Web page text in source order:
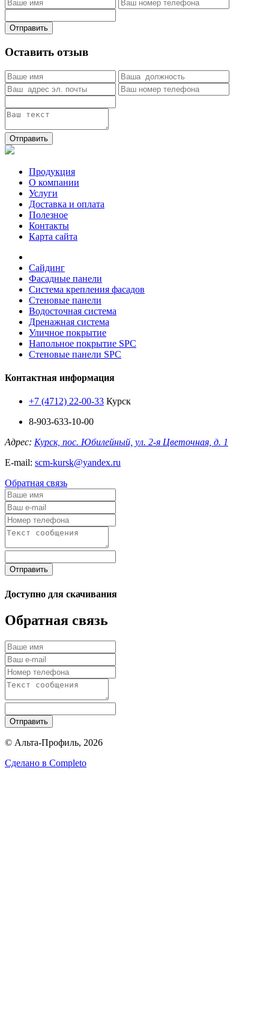
Отправить
Оставить отзыв
Отправить
Продукция
О компании
Услуги
Доставка и оплата
Полезное
Контакты
Карта сайта
Сайдинг
Фасадные панели
Система крепления фасадов
Стеновые панели
Водосточная система
Дренажная система
Уличное покрытие
Напольное покрытие SPC
Стеновые панели SPC
Контактная информация
+7 (4712) 22-00-33 Курск
8-903-633-10-00
Адрес: Курск, пос. Юбилейный, ул. 2-я Цветочная, д. 1
E-mail: scm-kursk@yandex.ru
Обратная связь
Отправить
Доступно для скачивания
Обратная связь
Отправить
© Альта-Профиль, 2026
Сделано в Completo